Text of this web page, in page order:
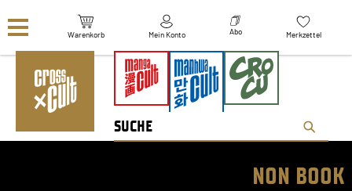
Warenkorb Mein Konto Abo Merkzettel
NON BOOK